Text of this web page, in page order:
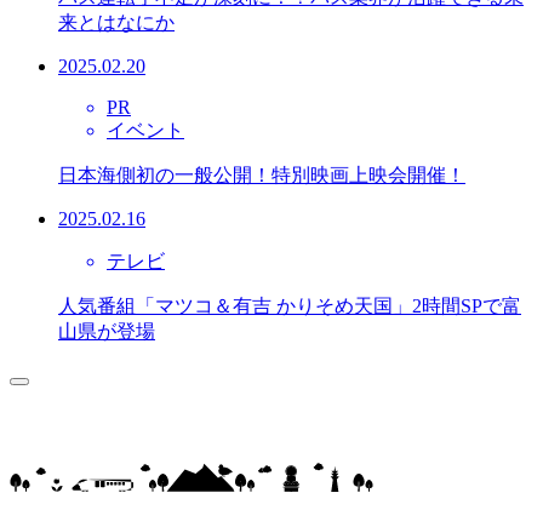
来とはなにか
2025.02.20
PR
イベント
日本海側初の一般公開！特別映画上映会開催！
2025.02.16
テレビ
人気番組「マツコ＆有吉 かりそめ天国」2時間SPで富
山県が登場